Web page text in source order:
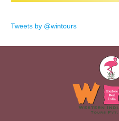
Tweets by @wintours